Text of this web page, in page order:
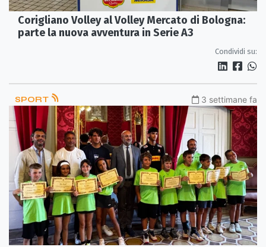
Corigliano Volley al Volley Mercato di Bologna:
parte la nuova avventura in Serie A3
Condividi su:
SPORT 3 settimane fa